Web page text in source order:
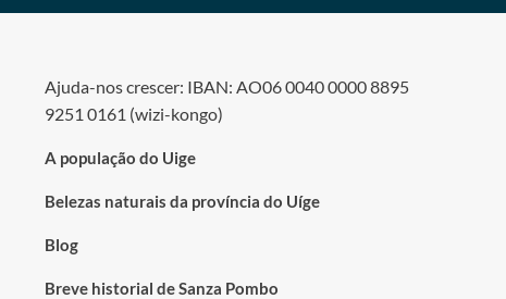
Ajuda-nos crescer: IBAN: AO06 0040 0000 8895
9251 0161 (wizi-kongo)
A população do Uige
Belezas naturais da província do Uíge
Blog
Breve historial de Sanza Pombo